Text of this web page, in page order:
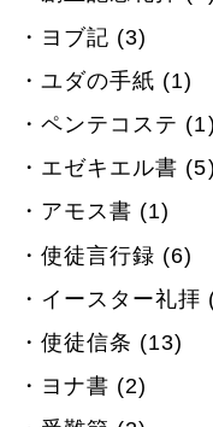
ヨブ記 (3)
ユダの手紙 (1)
ペンテコステ (1)
エゼキエル書 (5)
アモス書 (1)
使徒言行録 (6)
イースター礼拝
使徒信条 (13)
ヨナ書 (2)